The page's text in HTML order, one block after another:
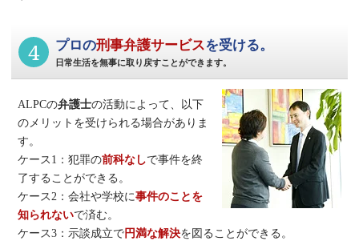
4 プロの刑事弁護サービスを受ける。
日常生活を無事に取り戻すことができます。
ALPCの弁護士の活動によって、以下
のメリットを受けられる場合がありま
す。
ケース1：犯罪の前科なしで事件を終
了することができる。
ケース2：会社や学校に事件のことを
知られないで済む。
ケース3：示談成立で円満な解決を図ることができる。